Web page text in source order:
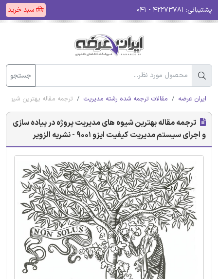
پشتیبانی: سبد خرید
جستجو
ایران عرضه مقالات ترجمه شده رشته مدیریت ترجمه مقاله بهترین شیوه های
ترجمه مقاله بهترین شیوه های مدیریت پروژه در پیاده سازی
و اجرای سیستم مدیریت کیفیت ایزو 9001 - نشریه الزویر